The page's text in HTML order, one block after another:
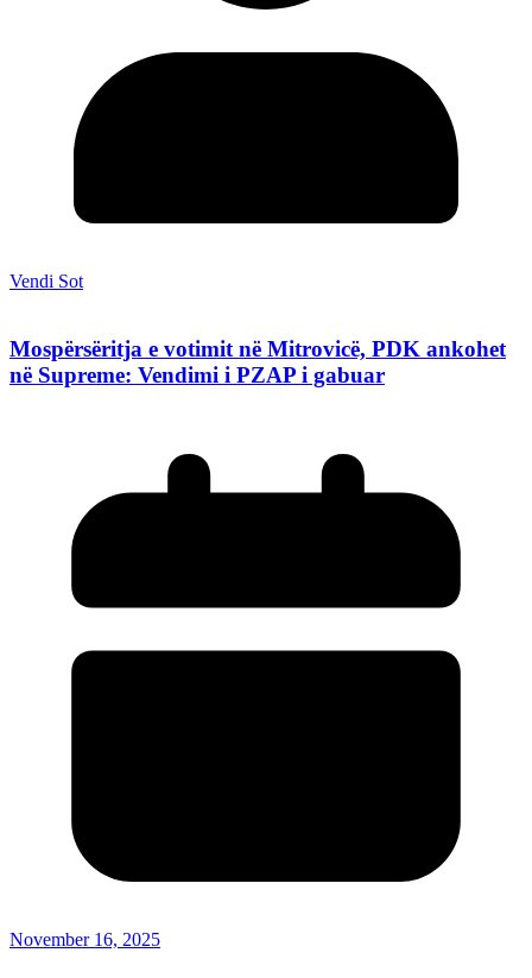
Vendi Sot
Mospërsëritja e votimit në Mitrovicë, PDK ankohet
në Supreme: Vendimi i PZAP i gabuar
November 16, 2025